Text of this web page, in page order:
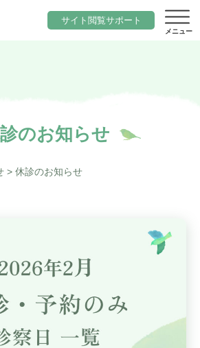
（院内標ぼう）
スシティ宇陀市」構想
アシステム
病院の役割
ット
車（うだモバイルクリニック
サイト閲覧サポート
のお知らせ
>休診のお知らせ